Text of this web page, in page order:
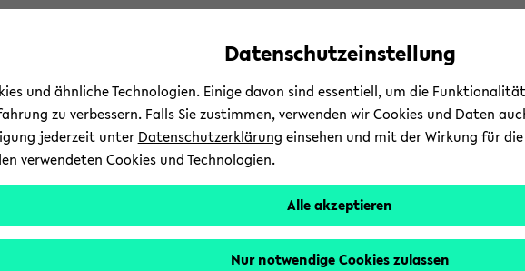
Automatische
vermeiden
zum
wechseln
zum
wechseln
zum
wechseln
Datenschutzeinstellung
und ähnliche Technologien. Einige davon sind essentiell, um die
zu verbessern. Falls Sie zustimmen, verwenden wir Cookies und Daten
jederzeit unter Datenschutzerklärung einsehen und mit der Wirkung für
verwendeten Cookies und Technologien.
Alle akzeptieren
Nur notwendige Cookies zulassen